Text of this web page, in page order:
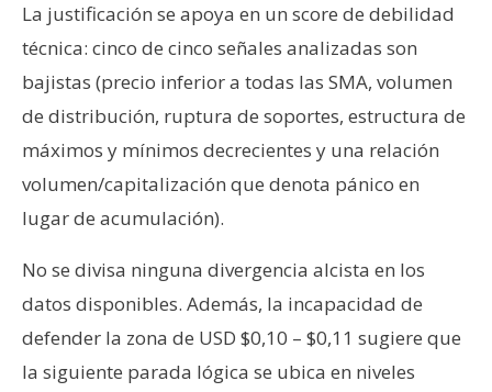
La justificación se apoya en un score de debilidad
técnica: cinco de cinco señales analizadas son
bajistas (precio inferior a todas las SMA, volumen
de distribución, ruptura de soportes, estructura de
máximos y mínimos decrecientes y una relación
volumen/capitalización que denota pánico en
lugar de acumulación).
No se divisa ninguna divergencia alcista en los
datos disponibles. Además, la incapacidad de
defender la zona de USD $0,10 – $0,11 sugiere que
la siguiente parada lógica se ubica en niveles